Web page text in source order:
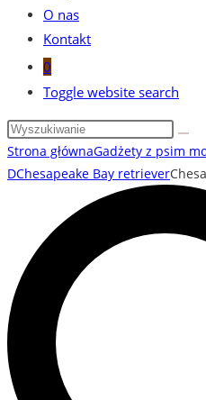
O nas
Kontakt
0
Toggle website search
Strona głównaGadżety z psim
DChesapeake Bay retriever